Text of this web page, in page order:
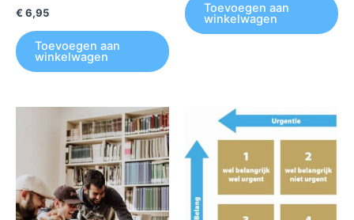
€ 6,95
Toevoegen aan
winkelwagen
Toevoegen aan
winkelwagen